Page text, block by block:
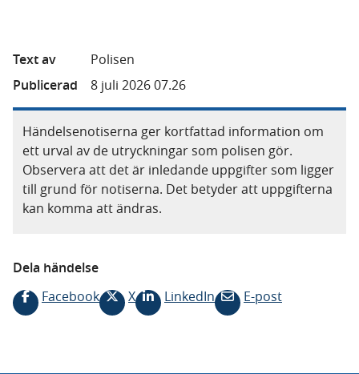
Text av
Polisen
Publicerad
8 juli 2026 07.26
Händelsenotiserna ger kortfattad information om
ett urval av de utryckningar som polisen gör.
Observera att det är inledande uppgifter som ligger
till grund för notiserna. Det betyder att uppgifterna
kan komma att ändras.
Dela händelse
Facebook
X LinkedIn E-post